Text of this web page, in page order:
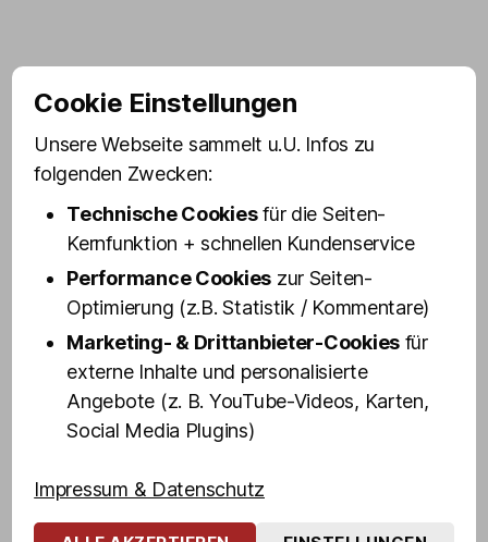
Freimaurer und
Illuminaten in Hamburg
Cookie Einstellungen
Unsere Webseite sammelt u.U. Infos zu
folgenden Zwecken:
Technische Cookiesfür die Seiten-
Kernfunktion + schnellen Kundenservice
Performance Cookies zur Seiten-
Optimierung (z.B. Statistik / Kommentare)
Marketing- & Drittanbieter-Cookies für
externe Inhalte und personalisierte
Angebote (z. B. YouTube-Videos, Karten,
Social Media Plugins)
Impressum & Datenschutz